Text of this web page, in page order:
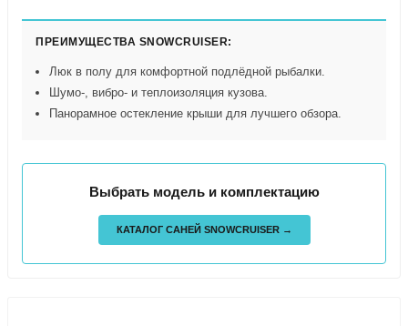
ПРЕИМУЩЕСТВА SNOWCRUISER:
Люк в полу для комфортной подлёдной рыбалки.
Шумо-, вибро- и теплоизоляция кузова.
Панорамное остекление крыши для лучшего обзора.
Выбрать модель и комплектацию
КАТАЛОГ САНЕЙ SNOWCRUISER →